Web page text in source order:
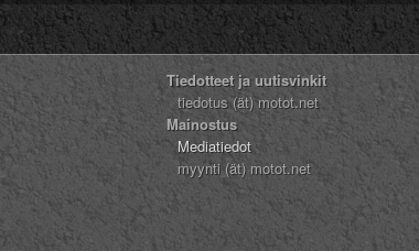
Tiedotteet ja uutisvinkit
tiedotus (ät) motot.net
Mainostus
Mediatiedot
myynti (ät) motot.net